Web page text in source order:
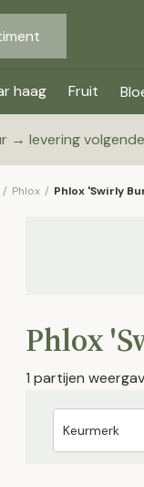
haag Fruit
→ levering
/ Phlox / Phlox 'Swirly
Phlox
1 partijen